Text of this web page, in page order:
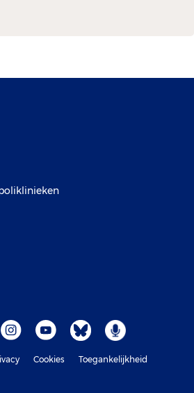
Cookies
Toegankelijkheid